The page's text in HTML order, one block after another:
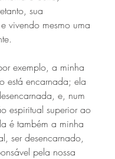
sua
vivendo mesmo uma
exemplo, a minha
está encarnada; ela
e, num
espiritual superior ao
é também a minha
ser desencarnado,
pela nossa